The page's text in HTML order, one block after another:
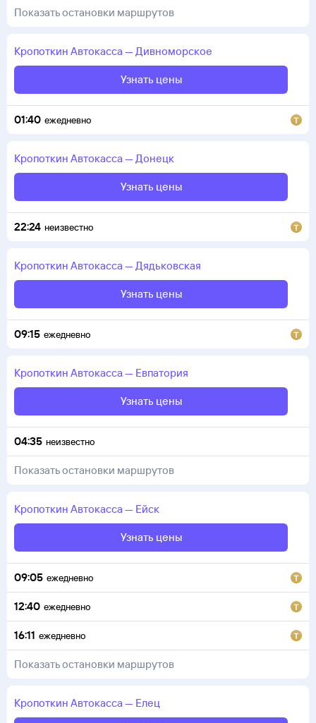
Показать остановки маршрутов
Кропоткин Автокасса —Дивноморское
Узнать цены
01:40 ежедневно
Кропоткин Автокасса —Донецк
Узнать цены
22:24 неизвестно
Кропоткин Автокасса —Дядьковская
Узнать цены
09:15 ежедневно
Кропоткин Автокасса — Евпатория
Узнать цены
04:35 неизвестно
Показать остановки маршрутов
Кропоткин Автокасса — Ейск
Узнать цены
09:05 ежедневно
12:40 ежедневно
16:11 ежедневно
Показать остановки маршрутов
Кропоткин Автокасса — Елец